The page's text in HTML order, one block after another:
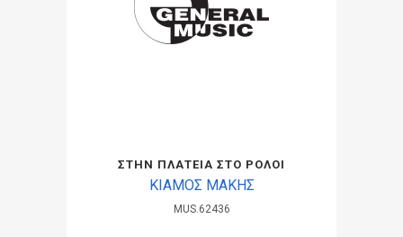
ΣΤΗΝ ΠΛΑΤΕΙΑ ΣΤΟ ΡΟΛΟΙ
ΚΙΑΜΟΣ ΜΑΚΗΣ
MUS.62436